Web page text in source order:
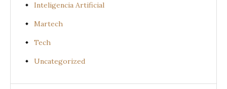
Inteligencia Artificial
Martech
Tech
Uncategorized